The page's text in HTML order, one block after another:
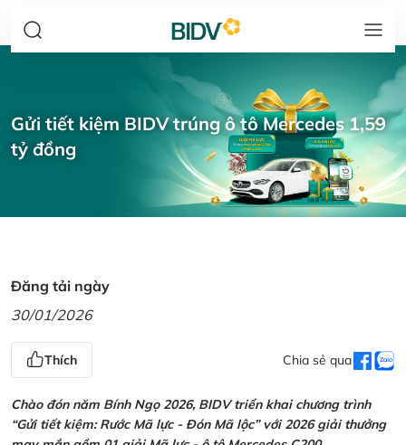
Gửi tiết kiệm BIDV trúng ô tô Mercedes 1,59
tỷ đồng
Đăng tải ngày
30/01/2026
Thích Chia sẻ qua
Chào đón năm Bính Ngọ 2026, BIDV triển khai chương trình
“Gửi tiết kiệm: Rước Mã lực - Đón Mã lộc” với 2026 giải thưởng